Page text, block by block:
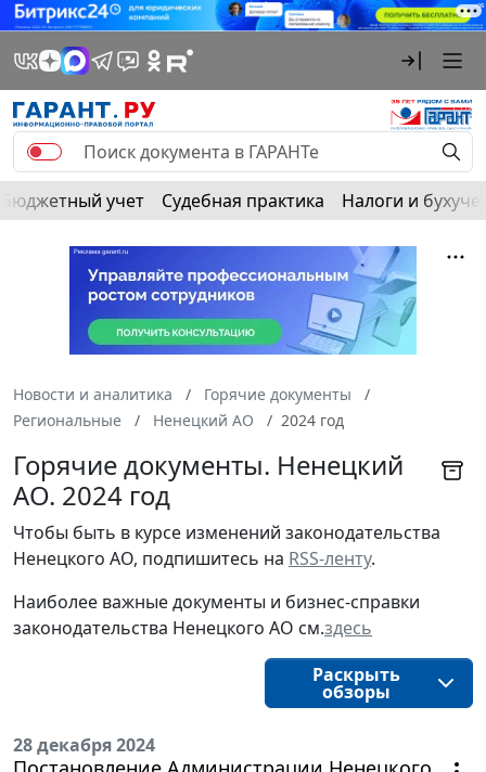
Бюджетный учет Судебная практика Налоги и
Новости и аналитика
Горячие документы
Региональные
Ненецкий АО 2024 год
Горячие документы. Ненецкий
АО. 2024 год
Чтобы быть в курсе изменений законодательства
Ненецкого АО, подпишитесь на RSS-ленту.
Наиболее важные документы и бизнес-справки
законодательства Ненецкого АО см.здесь
Раскрыть
обзоры
28 декабря 2024